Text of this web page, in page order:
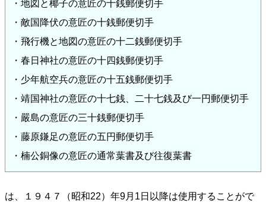
・地図と椰子の意匠の十銭郵便切手
・敵国降伏の意匠の十銭郵便切手
・飛行機と地図の意匠の十二銭郵便切手
・春日神社の意匠の十四銭郵便切手
・少年航空兵の意匠の十五銭郵便切手
・靖国神社の意匠の十七銭、二十七銭及び一円郵便切手
・嚴島の意匠の三十銭郵便切手
・藤原鎌足の意匠の五円郵便切手
・楠公銅像の意匠の通常葉書及び往復葉書
は、１９４７（昭和22）年9月1日以降は使用することがで